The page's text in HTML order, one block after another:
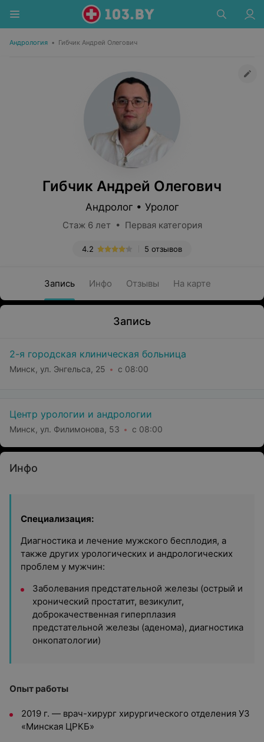
Андрология • Гибчик Андрей Олегович
Гибчик Андрей Олегович
Андролог • Уролог
Стаж 6 лет • Первая категория
5 отзывов
4.2
Запись Инфо Отзывы На карте
Запись
2-я городская клиническая больница
Минск, ул. Энгельса, 25 с 08:00
Центр урологии и андрологии
Минск, ул. Филимонова, 53 с 08:00
Инфо
Специализация:
Диагностика и лечение мужского бесплодия, а
также других урологических и андрологических
проблем у мужчин:
Заболевания предстательной железы (острый и
хронический простатит, везикулит,
доброкачественная гиперплазия
предстательной железы (аденома), диагностика
онкопатологии)
Опыт работы
2019 г. — врач-хирург хирургического отделения УЗ
«Минская ЦРКБ»